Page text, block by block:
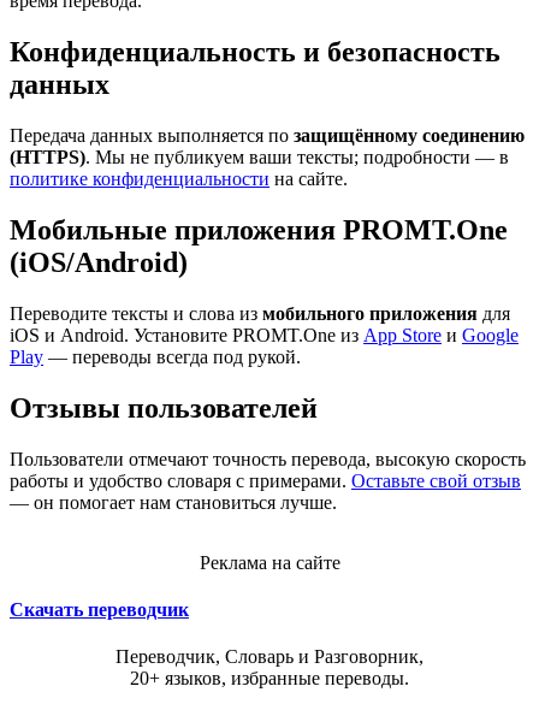
Конфиденциальность и безопасность
данных
Передача данных выполняется по защищённому соединению
(HTTPS). Мы не публикуем ваши тексты; подробности — в
политике конфиденциальности на сайте.
Мобильные приложения PROMT.One
(iOS/Android)
Переводите тексты и слова из мобильного приложения для
iOS и Android. Установите PROMT.One из App Store и Google
Play — переводы всегда под рукой.
Отзывы пользователей
Пользователи отмечают точность перевода, высокую скорость
работы и удобство словаря с примерами. Оставьте свой отзыв
— он помогает нам становиться лучше.
Реклама на сайте
Скачать переводчик
Переводчик, Словарь и Разговорник,
20+ языков, избранные переводы.